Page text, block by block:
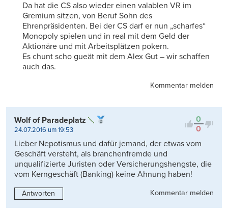
Da hat die CS also wieder einen valablen VR im
Gremium sitzen, von Beruf Sohn des
Ehrenpräsidenten. Bei der CS darf er nun „scharfes“
Monopoly spielen und in real mit dem Geld der
Aktionäre und mit Arbeitsplätzen pokern.
Es chunt scho gueät mit dem Alex Gut – wir schaffen
auch das.
Kommentar melden
0
0
Wolf of Paradeplatz
24.07.2016 um 19:53
Lieber Nepotismus und dafür jemand, der etwas vom
Geschäft versteht, als branchenfremde und
unqualifizierte Juristen oder Versicherungshengste, die
vom Kerngeschäft (Banking) keine Ahnung haben!
Antworten Kommentar melden